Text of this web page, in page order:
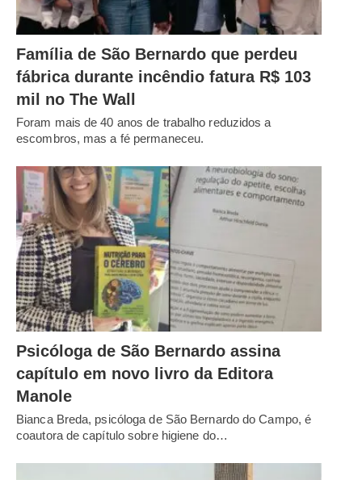
Família de São Bernardo que perdeu
fábrica durante incêndio fatura R$ 103
mil no The Wall
Foram mais de 40 anos de trabalho reduzidos a
escombros, mas a fé permaneceu.
Psicóloga de São Bernardo assina
capítulo em novo livro da Editora
Manole
Bianca Breda, psicóloga de São Bernardo do Campo, é
coautora de capítulo sobre higiene do…